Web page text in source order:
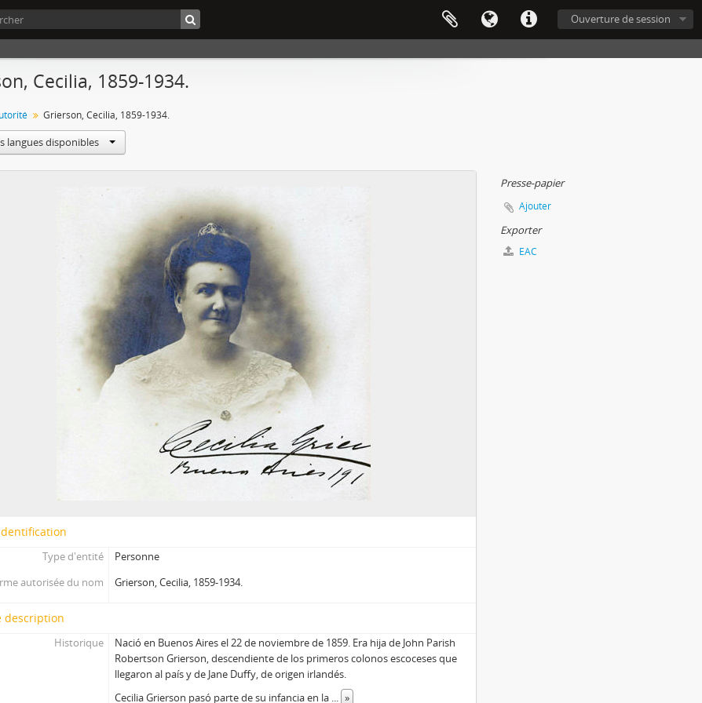
Ouverture de session
Cecilia, 1859-1934.
Grierson, Cecilia, 1859-1934.
langues disponibles
Type d'entité
Personne
autorisée du nom
Grierson, Cecilia, 1859-1934.
description
Historique
Nació en Buenos Aires el 22 de noviembre de 1859. Era hija de John Parish
Robertson Grierson, descendiente de los primeros colonos escoceses que
llegaron al país y de Jane Duffy, de origen irlandés.
Cecilia Grierson pasó parte de su infancia en la ... »
Presse-papier
Ajouter
Exporter
EAC